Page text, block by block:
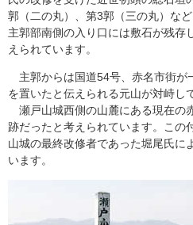
郭（二の丸）、第3郭（三の丸）な
主郭部南側の入り口には敷石が残存
えられています。
主郭からは国道54号、赤名市街が
を置いたと伝えられる元山が対峙し
瀬戸山城西側の山麓にある現在の
跡だったと考えられています。この
山城の最終改修者であった堀尾氏に
います。